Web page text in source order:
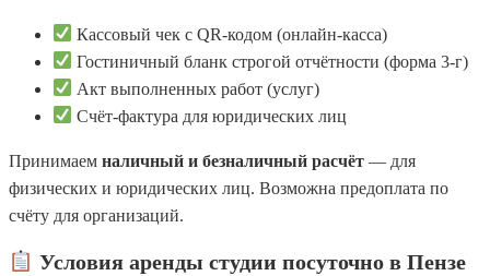
Кассовый чек с QR-кодом (онлайн-касса)
Гостиничный бланк строгой отчётности (форма 3-г)
Акт выполненных работ (услуг)
Счёт-фактура для юридических лиц
Принимаем наличный и безналичный расчёт — для
физических и юридических лиц. Возможна предоплата по
счёту для организаций.
Условия аренды студии посуточно в Пензе